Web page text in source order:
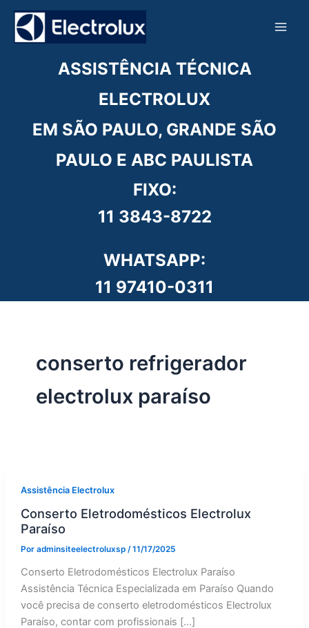
para
ASSISTÊNCIA TÉCNICA
ELECTROLUX
EM SÃO PAULO, GRANDE SÃO
PAULO E ABC PAULISTA
FIXO:
11 3843-8722
WHATSAPP:
11 97410-0311
conserto refrigerador
electrolux paraíso
Assistência Electrolux
Conserto Eletrodomésticos Electrolux
Paraíso
Por adminsiteelectroluxsp /11/17/2025
Conserto Eletrodomésticos Electrolux Paraíso
Assistência Técnica Especializada em Paraíso Quando
você precisa de conserto eletrodomésticos Electrolux
Paraíso, contar com profissionais […]